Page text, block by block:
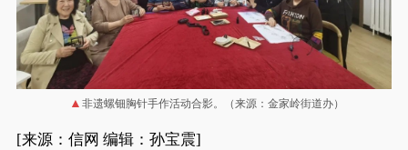
非遗螺钿胸针手作活动合影。（来源：金家岭街道办）
[来源：信网 编辑：孙宝震]